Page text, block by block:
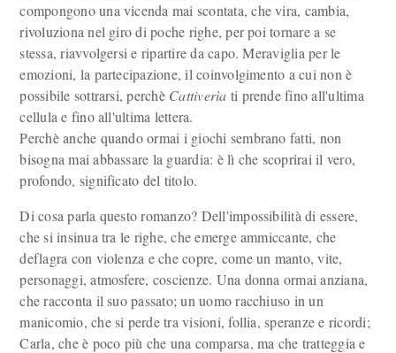
compongono una vicenda mai scontata, che vira, cambia,
rivoluziona nel giro di poche righe, per poi tornare a se
stessa, riavvolgersi e ripartire da capo. Meraviglia per le
emozioni, la partecipazione, il coinvolgimento a cui non è
possibile sottrarsi, perchè Cattiverìa ti prende fino all'ultima
cellula e fino all'ultima lettera.
Perchè anche quando ormai i giochi sembrano fatti, non
bisogna mai abbassare la guardia: è lì che scoprirai il vero,
profondo, significato del titolo.
Di cosa parla questo romanzo? Dell'impossibilità di essere,
che si insinua tra le righe, che emerge ammiccante, che
deflagra con violenza e che copre, come un manto, vite,
personaggi, atmosfere, coscienze. Una donna ormai anziana,
che racconta il suo passato; un uomo racchiuso in un
manicomio, che si perde tra visioni, follia, speranze e ricordi;
Carla, che è poco più che una comparsa, ma che tratteggia e